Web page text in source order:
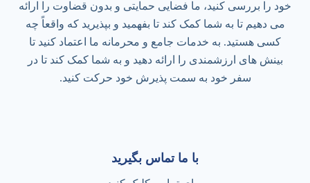
خود را بررسی کنید، ما فضایی حمایتی و بدون قضاوت را ارائه
می دهیم تا به شما کمک کند تا بفهمید و بپذیرید که واقعاً چه
کسی هستید. به خدمات جامع و محرمانه ما اعتماد کنید تا
بینش های ارزشمندی را ارائه دهید و به شما کمک کند تا در
سفر خود به سمت پذیرش خود حرکت کنید.
با ما تماس بگیرید